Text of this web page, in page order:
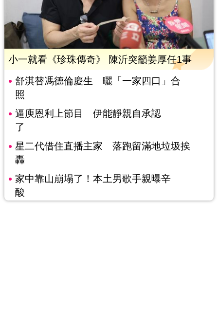
小一就看《珍珠傳奇》 陳沂突籲姜厚任1事
舒淇替馮德倫慶生 曬「一家四口」合
照
逼庾恩利上節目 伊能靜親自承認
了
星二代借住直播主家 落跑留滿地垃圾挨
轟
家中靠山崩塌了！本土男歌手親曝辛
酸